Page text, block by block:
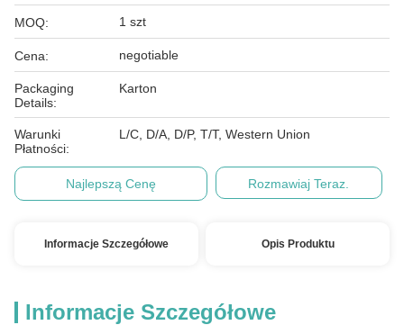
MOQ: 1 szt
Cena: negotiable
Packaging
Details:
Karton
Warunki
Płatności:
L/C, D/A, D/P, T/T, Western Union
Najlepszą Cenę Rozmawiaj Teraz.
Informacje Szczegółowe Opis Produktu
Informacje Szczegółowe